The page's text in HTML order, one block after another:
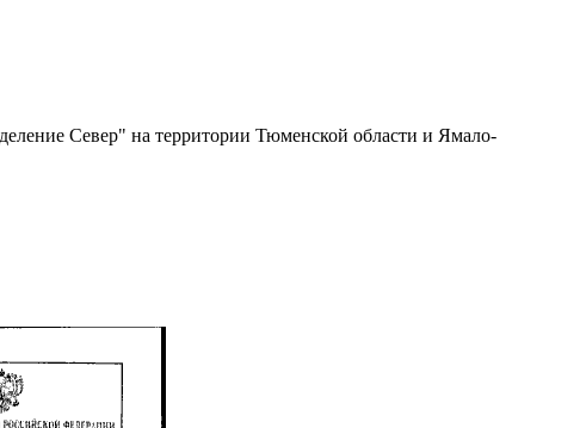
Север" на территории Тюменской области и Ямало-